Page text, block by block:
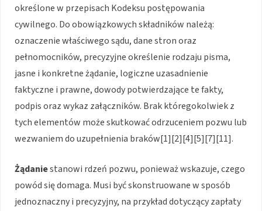
określone w przepisach Kodeksu postępowania
cywilnego. Do obowiązkowych składników należą:
oznaczenie właściwego sądu, dane stron oraz
pełnomocników, precyzyjne określenie rodzaju pisma,
jasne i konkretne żądanie, logiczne uzasadnienie
faktyczne i prawne, dowody potwierdzające te fakty,
podpis oraz wykaz załączników. Brak któregokolwiek z
tych elementów może skutkować odrzuceniem pozwu lub
wezwaniem do uzupełnienia braków[1][2][4][5][7][11].
Żądaniestanowi rdzeń pozwu, ponieważ wskazuje, czego
powód się domaga. Musi być skonstruowane w sposób
jednoznaczny i precyzyjny, na przykład dotyczący zapłaty